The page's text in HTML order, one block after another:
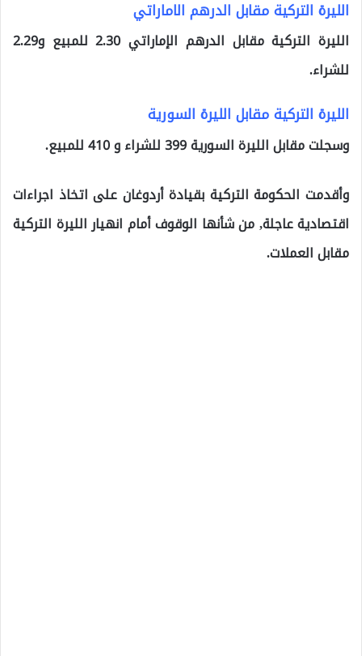
الليرة التركية مقابل الدرهم الاماراتي
الليرة التركية مقابل الدرهم الإماراتي 2.30 للمبيع و2.29
للشراء.
الليرة التركية مقابل الليرة السورية
وسجلت مقابل الليرة السورية 399 للشراء و 410 للمبيع.
وأقدمت الحكومة التركية بقيادة أردوغان على اتخاذ اجراءات
اقتصادية عاجلة, من شأنها الوقوف أمام انهيار الليرة التركية
مقابل العملات.